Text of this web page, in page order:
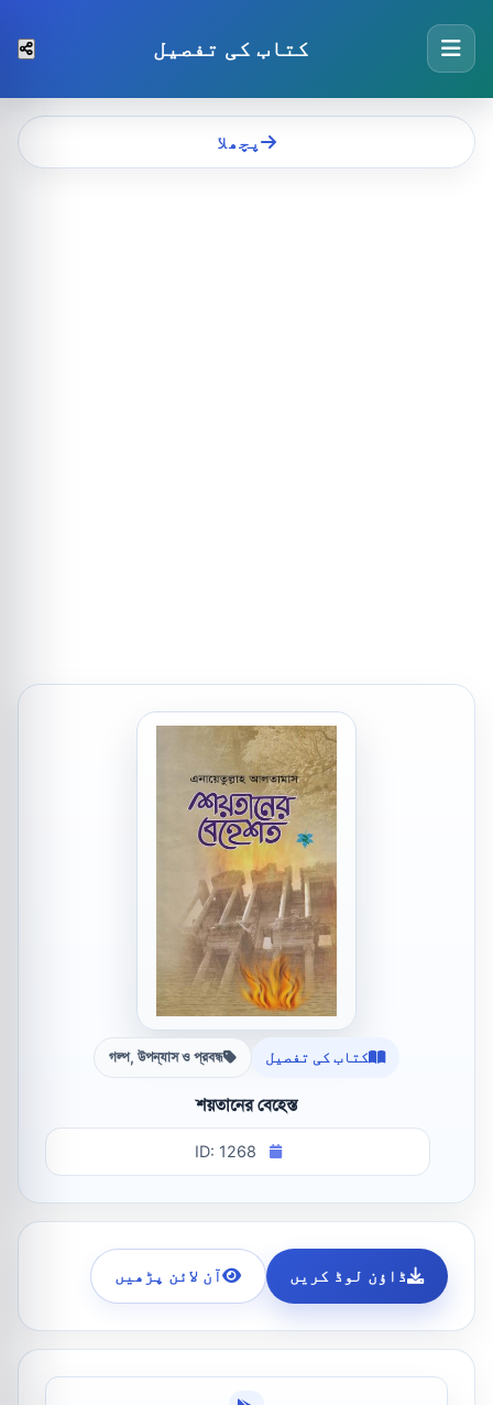
کتاب کی تفصیل
پچھلا
کتاب کی تفصیل গল্প, উপন্যাস ও প্রবন্ধ
শয়তানের বেহেস্ত
ID: 1268
ڈاؤن لوڈ کریں آن لائن پڑھیں